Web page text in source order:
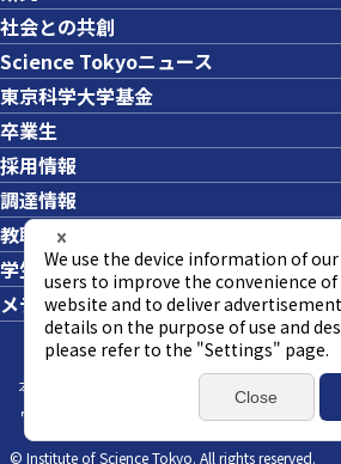
社会との共創
Science Tokyoニュース
東京科学大学基金
卒業生
採用情報
調達情報
教職員への業務依頼
学生の採用
メディアの方
本サイトについて
個人情報の取り扱い
ウェブアクセシビリティ方針
© Institute of Science Tokyo. All rights reserved.